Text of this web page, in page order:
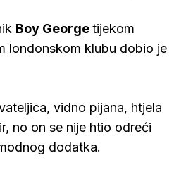
Boy Georgetijekom
londonskom klubu dobio je
vidno pijana, htjela
no on se nije htio odreći
dodatka.